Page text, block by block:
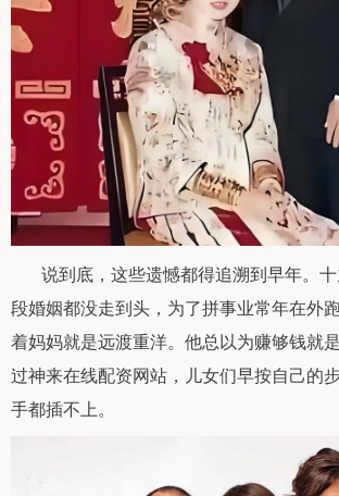
说到底，这些遗憾都得追溯到早年。十
段婚姻都没走到头，为了拼事业常年在外
着妈妈就是远渡重洋。他总以为赚够钱就
过神来在线配资网站，儿女们早按自己的
手都插不上。